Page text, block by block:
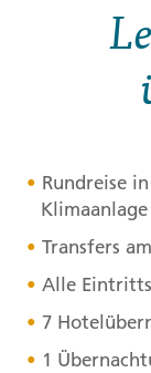
Rundreise
Klimaanlage
Transfers
Alle
7
1